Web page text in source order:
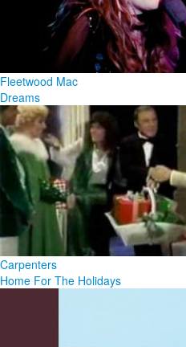
Fleetwood Mac
Dreams
Carpenters
Home For The Holidays